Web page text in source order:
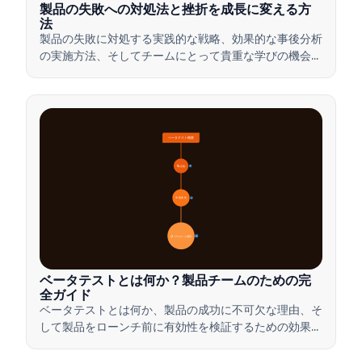
製品の失敗への対処法と挫折を成長に変える方
法
製品の失敗に対処する実践的な戦略、効果的な事後分析
の実施方法、そしてチームにとって貴重な学びの機会に
🔍 定義 4
🎯 重要性
📋 プロセスと種類 20
ベータテスト概要
ベータテストとは何か？製品チームのための完
全ガイド
ベータテストとは何か、製品の成功に不可欠な理由、そ
して製品をローンチ前に有効性を検証するための効果的